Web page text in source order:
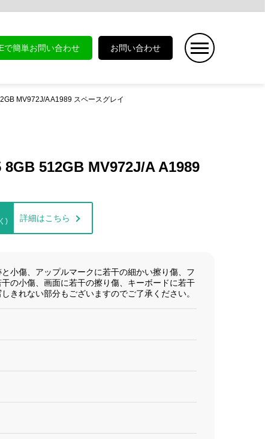
で簡単お問い合わせ お問い合わせ
MV972J/A A1989 スペースグレイ
512GB MV972J/A A1989
) 詳細はこちら
小傷、アップルマークに若干の細かい擦り傷、フ
の小傷、画面に若干の擦り傷、キーボードに若干
きれない部分もございますのでご了承ください。